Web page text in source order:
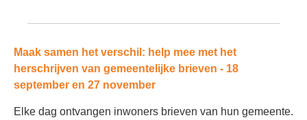
Maak samen het verschil: help mee met het
herschrijven van gemeentelijke brieven - 18
september en 27 november
Elke dag ontvangen inwoners brieven van hun gemeente.